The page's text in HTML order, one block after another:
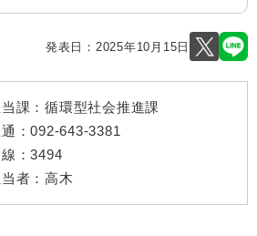
発表日： 2025年10月15日
課： 循環型社会推進課
：092-643-3381
：3494
者： 高木